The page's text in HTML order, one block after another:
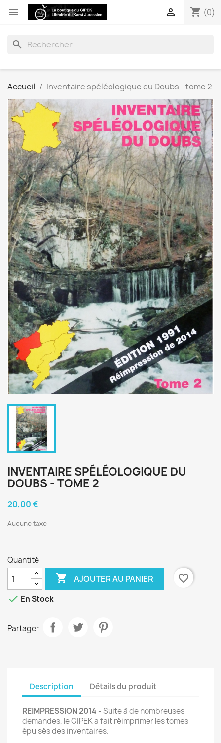
 shopping_cart (0)

search
Accueil Inventaire spéléologique du Doubs - tome 2
INVENTAIRE SPÉLÉOLOGIQUE DU
DOUBS - TOME 2
20,00 €
Aucune taxe
Quantité
 AJOUTER AU PANIER
favorite_border
 En Stock
Partager
Description Détails du produit
REIMPRESSION 2014 - Suite à de nombreuses
demandes, le GIPEK a fait réimprimer les tomes
épuisés des inventaires.